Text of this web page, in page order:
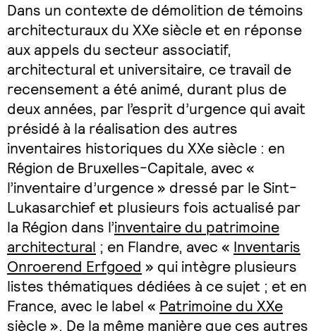
Dans un contexte de démolition de témoins
architecturaux du XXe siècle et en réponse
aux appels du secteur associatif,
architectural et universitaire, ce travail de
recensement a été animé, durant plus de
deux années, par l’esprit d’urgence qui avait
présidé à la réalisation des autres
inventaires historiques du XXe siècle : en
Région de Bruxelles-Capitale, avec «
l’inventaire d’urgence » dressé par le Sint-
Lukasarchief et plusieurs fois actualisé par
la Région dans l’inventaire du patrimoine
architectural ; en Flandre, avec « Inventaris
Onroerend Erfgoed » qui intègre plusieurs
listes thématiques dédiées à ce sujet ; et en
France, avec le label « Patrimoine du XXe
siècle ». De la même manière que ces autres